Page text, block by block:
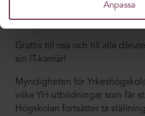
Anpassa
Grattis till oss och till alla
sin IT-karriär!
Myndigheten för
vilka YH-utbildningar som får
Högskolan fortsätter ta